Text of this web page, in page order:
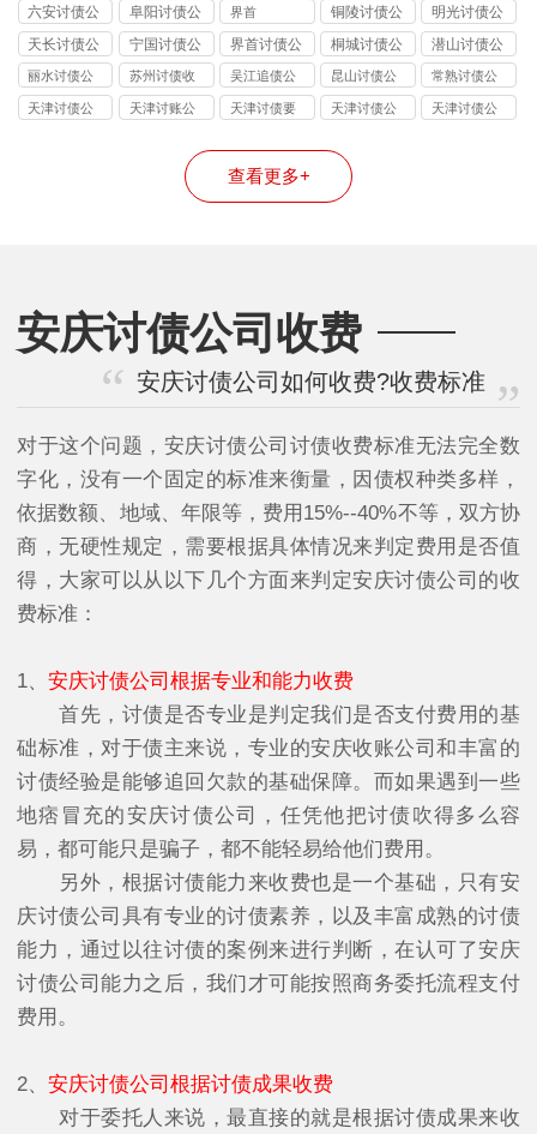
司
司
司
司
六安讨债公
司
阜阳讨债公
司
界首
铜陵讨债公
司
明光讨债公
司
天长讨债公
司
宁国讨债公
司
界首讨债公
司
桐城讨债公
司
潜山讨债公
司
丽水讨债公
司
苏州讨债收
费
吴江追债公
司
昆山讨债公
司
常熟讨债公
司
天津讨债公
天津讨账公
天津讨债要
天津讨债公
天津讨债公
查看更多+
安庆讨债公司收费
安庆讨债公司如何收费?收费标准
对于这个问题，安庆讨债公司讨债收费标准无法完全数
字化，没有一个固定的标准来衡量，因债权种类多样，
依据数额、地域、年限等，费用15%--40%不等，双方协
商，无硬性规定，需要根据具体情况来判定费用是否值
得，大家可以从以下几个方面来判定安庆讨债公司的收
费标准：
1、 安庆讨债公司根据专业和能力收费
首先，讨债是否专业是判定我们是否支付费用的基
础标准，对于债主来说，专业的安庆收账公司和丰富的
讨债经验是能够追回欠款的基础保障。而如果遇到一些
地痞冒充的安庆讨债公司，任凭他把讨债吹得多么容
易，都可能只是骗子，都不能轻易给他们费用。
另外，根据讨债能力来收费也是一个基础，只有安
庆讨债公司具有专业的讨债素养，以及丰富成熟的讨债
能力，通过以往讨债的案例来进行判断，在认可了安庆
讨债公司能力之后，我们才可能按照商务委托流程支付
费用。
2、 安庆讨债公司根据讨债成果收费
对于委托人来说，最直接的就是根据讨债成果来收